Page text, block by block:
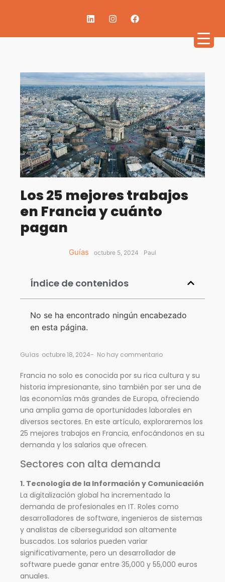
Los 25 mejores trabajos
en Francia y cuánto
pagan
Guías octubre 5, 2024 Paul
Índice de contenidos
No se ha encontrado ningún encabezado
en esta página.
Guías octubre 18, 2024- No hay commentario
Francia no solo es conocida por su rica cultura y su
historia impresionante, sino también por ser una de
las economías más grandes de Europa, ofreciendo
una amplia gama de oportunidades laborales en
diversos sectores. En este artículo, exploraremos los
25 mejores trabajos en Francia, enfocándonos en su
demanda y los salarios que ofrecen.
Sectores con alta demanda
1. Tecnología de la Información y Comunicación
La digitalización global ha incrementado la
demanda de profesionales en IT. Roles como
desarrolladores de software, ingenieros de sistemas
y analistas de ciberseguridad son altamente
buscados. Los salarios pueden variar
significativamente, pero un desarrollador de
software puede ganar entre 35,000 y 55,000 euros
anuales.